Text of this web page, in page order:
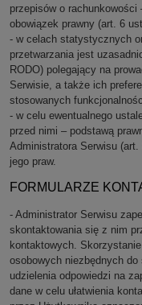
przepisów o
obowiązek prawny (art. 6
- w celach statystycznych
przetwarzania jest
RODO) polegający na
Serwisie, a także ich
stosowanych
- w celu ewentualnego
przed nimi – podstawą
Administratora Serwisu
jego praw.
FORMULARZE
- Administrator Serwisu
skontaktowania się z nim
kontaktowych.
osobowych niezbędnych
udzielenia odpowiedzi na
dane w celu ułatwienia